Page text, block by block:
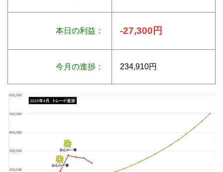
本日の利益： -27,300円
今月の進捗： 234,910円